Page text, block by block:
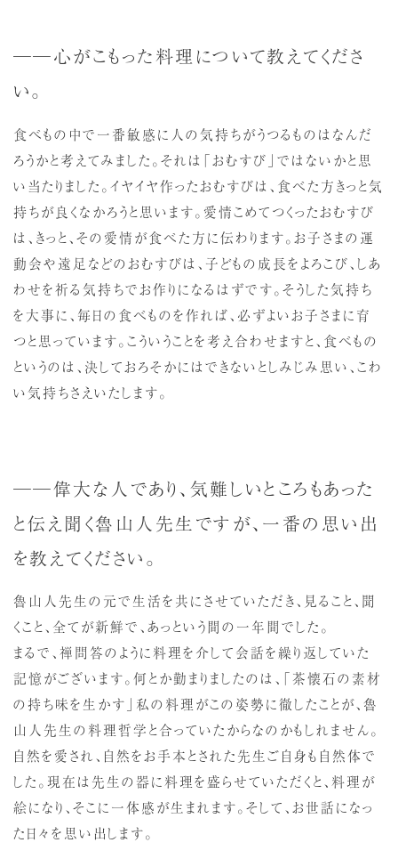
──心がこもった料理について教えてくださ
い。
食べもの中で一番敏感に人の気持ちがうつるものはなんだ
ろうかと考えてみました。それは「おむすび」ではないかと思
い当たりました。イヤイヤ作ったおむすびは、食べた方きっと気
持ちが良くなかろうと思います。愛情こめてつくったおむすび
は、きっと、その愛情が食べた方に伝わります。お子さまの運
動会や遠足などのおむすびは、子どもの成長をよろこび、しあ
わせを祈る気持ちでお作りになるはずです。そうした気持ち
を大事に、毎日の食べものを作れば、必ずよいお子さまに育
つと思っています。こういうことを考え合わせますと、食べもの
というのは、決しておろそかにはできないとしみじみ思い、こわ
い気持ちさえいたします。
──偉大な人であり、気難しいところもあった
と伝え聞く魯山人先生ですが、一番の思い出
を教えてください。
魯山人先生の元で生活を共にさせていただき、見ること、聞
くこと、全てが新鮮で、あっという間の一年間でした。
まるで、禅問答のように料理を介して会話を繰り返していた
記憶がございます。何とか勤まりましたのは、「茶懐石の素材
の持ち味を生かす」私の料理がこの姿勢に徹したことが、魯
山人先生の料理哲学と合っていたからなのかもしれません。
自然を愛され、自然をお手本とされた先生ご自身も自然体で
した。現在は先生の器に料理を盛らせていただくと、料理が
絵になり、そこに一体感が生まれます。そして、お世話になっ
た日々を思い出します。